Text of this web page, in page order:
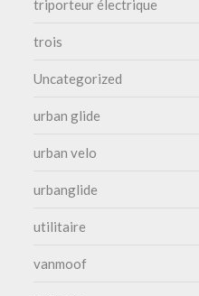
triporteur électrique
trois
Uncategorized
urban glide
urban velo
urbanglide
utilitaire
vanmoof